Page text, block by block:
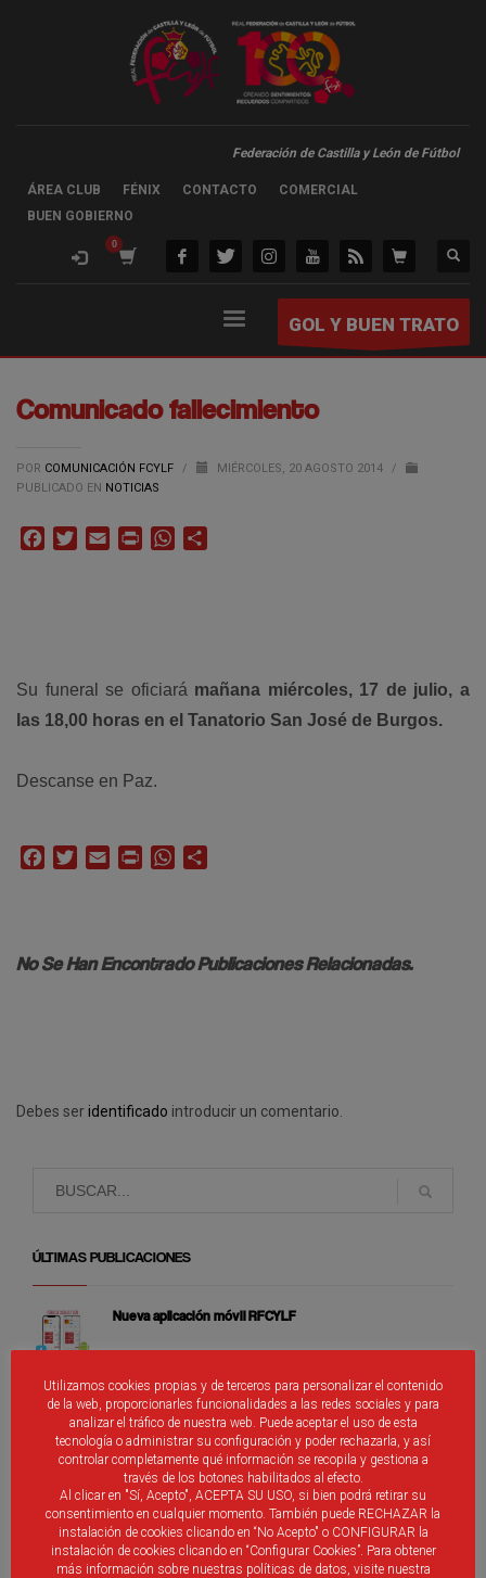
Federación de Castilla y León de Fútbol
ÁREA CLUB FÉNIX CONTACTO
COMERCIAL
BUEN GOBIERNO
GOL Y BUEN TRATO
Comunicado fallecimiento
POR COMUNICACIÓN FCYLF / MIÉRCOLES, 20 AGOSTO 2014
/
PUBLICADO EN NOTICIAS
FacebookTwitterEmail Print WhatsApp
Su funeral se oficiará mañana miércoles, 17 de julio, a
las 18,00 horas en el Tanatorio San José de Burgos.
Descanse en Paz.
FacebookTwitterEmail Print WhatsApp
No Se Han Encontrado Publicaciones Relacionadas.
Debes seridentificado introducir un comentario.
ÚLTIMAS PUBLICACIONES
Nueva aplicación móvil RFCYLF
Cierre de Fénix
Selecciones Alevines de Castilla y León
Utilizamos cookies propias y de terceros para personalizar el contenido
de la web, proporcionarles funcionalidades a las redes sociales y para
analizar el tráfico de nuestra web. Puede aceptar el uso de esta
tecnología o administrar su configuración y poder rechazarla, y así
controlar completamente qué información se recopila y gestiona a
través de los botones habilitados al efecto.
Al clicar en "Sí, Acepto", ACEPTA SU USO, si bien podrá retirar su
consentimiento en cualquier momento. También puede RECHAZAR la
instalación de cookies clicando en “No Acepto" o CONFIGURAR la
instalación de cookies clicando en “Configurar Cookies”. Para obtener
más información sobre nuestras políticas de datos, visite nuestra